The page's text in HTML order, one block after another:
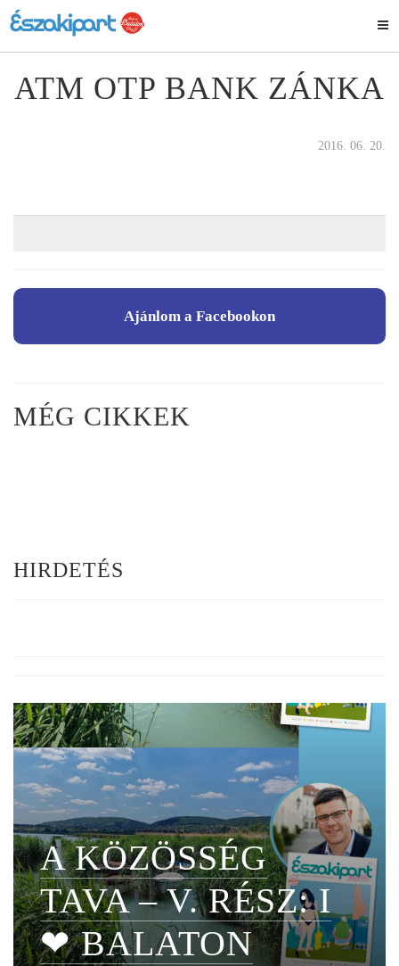
ATM OTP BANK ZÁNKA
2016. 06. 20.
Ajánlom a Facebookon
MÉG CIKKEK
HIRDETÉS
A KÖZÖSSÉG
TAVA – V. RÉSZ: I
❤ BALATON